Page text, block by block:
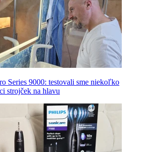
Series 9000: testovali sme niekoľko
strojček na hlavu